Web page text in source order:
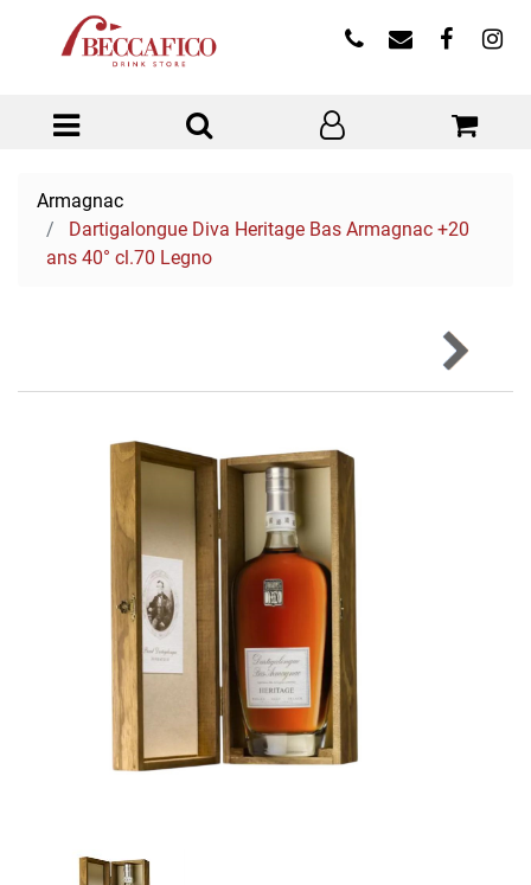
Open menu
Armagnac
Dartigalongue Diva Heritage Bas Armagnac +20
ans 40° cl.70 Legno